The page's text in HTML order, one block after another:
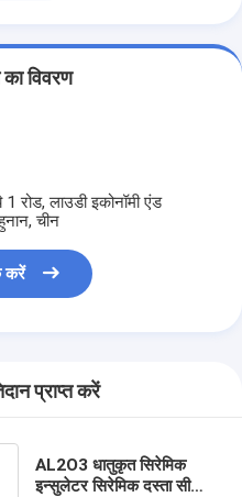
विवरण
रोड, लाउडी इकोनॉमी एंड
चीन
करें
प्राप्त करें
AL2O3 धातुकृत सिरेमिक
इन्सुलेटर सिरेमिक दस्ता सील